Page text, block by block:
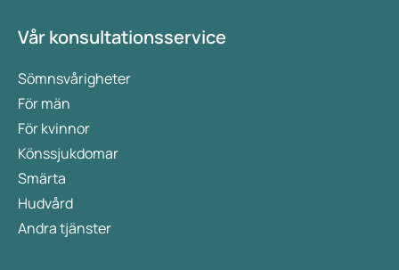
Vår konsultationsservice
Sömnsvårigheter
För män
För kvinnor
Könssjukdomar
Smärta
Hudvård
Andra tjänster